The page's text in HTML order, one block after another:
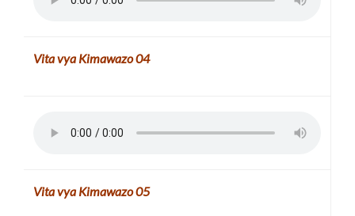
Vita vya Kimawazo04
Vita vya Kimawazo05